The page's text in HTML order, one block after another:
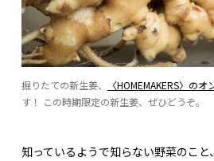
掘りたての新生姜、 〈HOMEMAKERS〉の
す！ この時期限定の新生姜、ぜひどうぞ。
知っているようで知らない野菜のこ